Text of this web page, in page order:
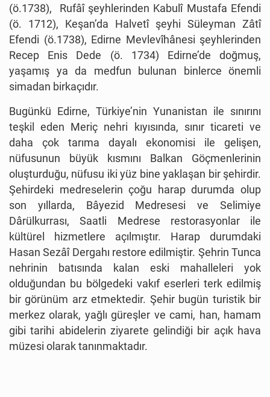
(ö.1738), Rufâî şeyhlerinden Kabulî Mustafa Efendi
(ö. 1712), Keşan’da Halvetî şeyhi Süleyman Zâtî
Efendi (ö.1738), Edirne Mevlevîhânesi şeyhlerinden
Recep Enis Dede (ö. 1734) Edirne’de doğmuş,
yaşamış ya da medfun bulunan binlerce önemli
simadan birkaçıdır.
Bugünkü Edirne, Türkiye’nin Yunanistan ile sınırını
teşkil eden Meriç nehri kıyısında, sınır ticareti ve
daha çok tarıma dayalı ekonomisi ile gelişen,
nüfusunun büyük kısmını Balkan Göçmenlerinin
oluşturduğu, nüfusu iki yüz bine yaklaşan bir şehirdir.
Şehirdeki medreselerin çoğu harap durumda olup
son yıllarda, Bâyezid Medresesi ve Selimiye
Dârülkurrası, Saatli Medrese restorasyonlar ile
kültürel hizmetlere açılmıştır. Harap durumdaki
Hasan Sezâî Dergahı restore edilmiştir. Şehrin Tunca
nehrinin batısında kalan eski mahalleleri yok
olduğundan bu bölgedeki vakıf eserleri terk edilmiş
bir görünüm arz etmektedir. Şehir bugün turistik bir
merkez olarak, yağlı güreşler ve cami, han, hamam
gibi tarihi abidelerin ziyarete gelindiği bir açık hava
müzesi olarak tanınmaktadır.